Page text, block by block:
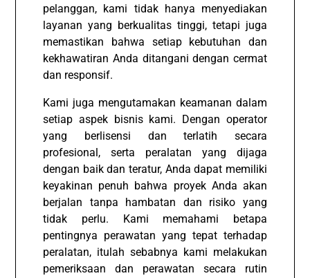
pelanggan, kami tidak hanya menyediakan
layanan yang berkualitas tinggi, tetapi juga
memastikan bahwa setiap kebutuhan dan
kekhawatiran Anda ditangani dengan cermat
dan responsif.
Kami juga mengutamakan keamanan dalam
setiap aspek bisnis kami. Dengan operator
yang berlisensi dan terlatih secara
profesional, serta peralatan yang dijaga
dengan baik dan teratur, Anda dapat memiliki
keyakinan penuh bahwa proyek Anda akan
berjalan tanpa hambatan dan risiko yang
tidak perlu. Kami memahami betapa
pentingnya perawatan yang tepat terhadap
peralatan, itulah sebabnya kami melakukan
pemeriksaan dan perawatan secara rutin